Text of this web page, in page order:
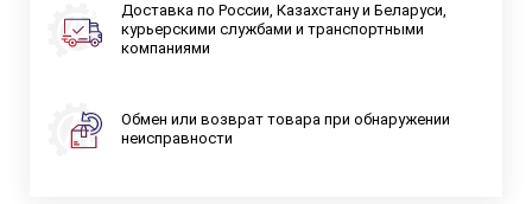
Доставка по России, Казахстану и Беларуси,
курьерскими службами и транспортными
компаниями
Обмен или возврат товара при обнаружении
неисправности